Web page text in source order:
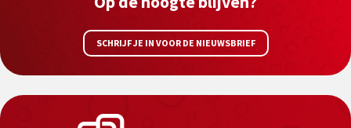
SCHRIJF JE IN VOOR DE NIEUWSBRIEF